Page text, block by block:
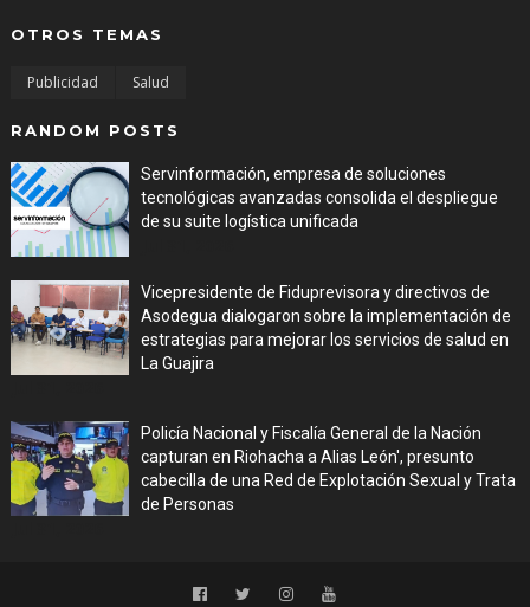
OTROS TEMAS
Publicidad Salud
RANDOM POSTS
Servinformación, empresa de soluciones
tecnológicas avanzadas consolida el despliegue
de su suite logística unificada
Vicepresidente de Fiduprevisora y directivos de
Asodegua dialogaron sobre la implementación de
estrategias para mejorar los servicios de salud en
La Guajira
Policía Nacional y Fiscalía General de la Nación
capturan en Riohacha a Alias León', presunto
cabecilla de una Red de Explotación Sexual y Trata
de Personas